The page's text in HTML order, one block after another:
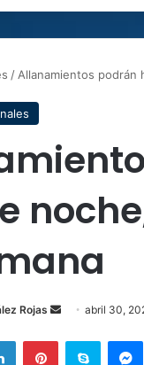
/ Allanamientos podrán
Rojas
Send
email
abril 30,
LinkedInPinterestSkype